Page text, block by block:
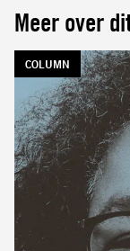
Meer over
TAG:
COLUMN